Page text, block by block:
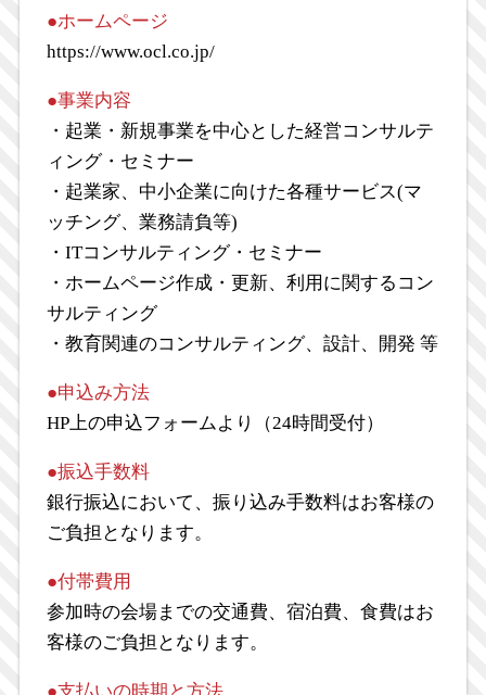
●ホームページ
https://www.ocl.co.jp/
●事業内容
・起業・新規事業を中心とした経営コンサルテ
ィング・セミナー
・起業家、中小企業に向けた各種サービス(マ
ッチング、業務請負等)
・ITコンサルティング・セミナー
・ホームページ作成・更新、利用に関するコン
サルティング
・教育関連のコンサルティング、設計、開発 等
●申込み方法
HP上の申込フォームより（24時間受付）
●振込手数料
銀行振込において、振り込み手数料はお客様の
ご負担となります。
●付帯費用
参加時の会場までの交通費、宿泊費、食費はお
客様のご負担となります。